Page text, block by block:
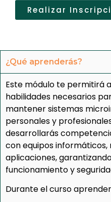
Realizar
¿Qué aprenderás?
Este módulo te permitirá
habilidades necesarios
mantener sistemas
personales y
desarrollarás
con equipos informáticos,
aplicaciones,
funcionamiento y
Durante el curso